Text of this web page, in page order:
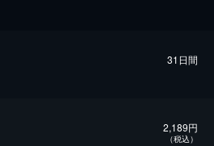
31日間
2,189円
（税込）